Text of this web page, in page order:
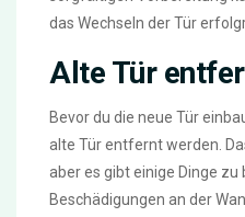
das Wechseln der Tür
Alte Tür
Bevor du die neue Tür
alte Tür entfernt werden.
aber es gibt einige Dinge zu
Beschädigungen an der